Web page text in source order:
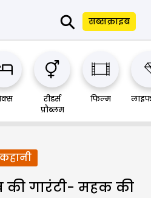
⚲ सब्सक्राइब
रीडर्स
प्रौब्लम
फिल्म
कहानी
की गारंटी- महक की